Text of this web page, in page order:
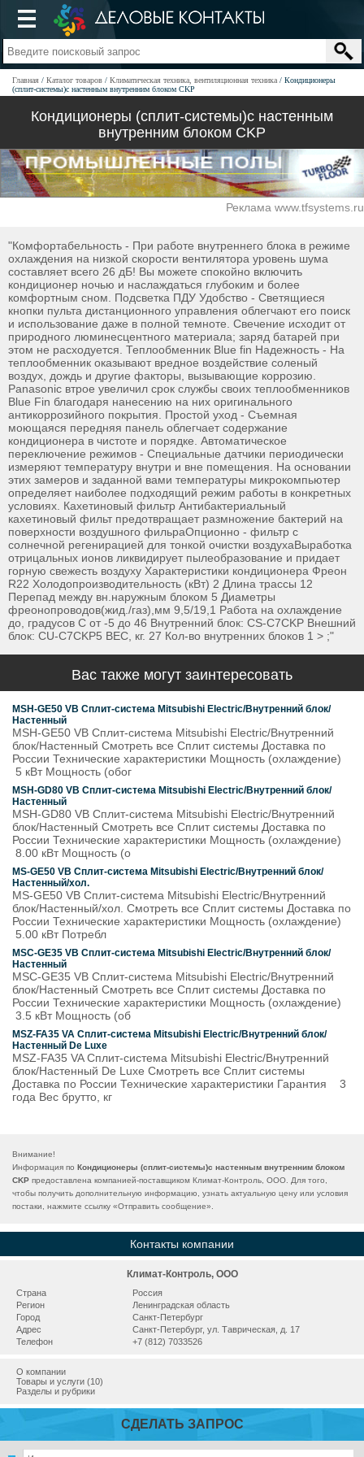
Главная Каталог товаров Климатическая техника, вентиляционная техника
Кондиционеры
(сплит-системы)с настенным внутренним блоком CKP
Кондиционеры (сплит-системы)с настенным
внутренним блоком CKP
Реклама www.tfsystems.ru
"Комфортабельность - При работе внутреннего блока в режиме
охлаждения на низкой скорости вентилятора уровень шума
составляет всего 26 дБ! Вы можете спокойно включить
кондиционер ночью и наслаждаться глубоким и более
комфортным сном. Подсветка ПДУ Удобство - Светящиеся
кнопки пульта дистанционного управления облегчают его поиск
и использование даже в полной темноте. Свечение исходит от
природного люминесцентного материала; заряд батарей при
этом не расходуется. Теплообменник Blue fin Надежность - На
теплообменник оказывают вредное воздействие соленый
воздух, дождь и другие факторы, вызывающие коррозию.
Panasonic втрое увеличил срок службы своих теплообменников
Blue Fin благодаря нанесению на них оригинального
антикоррозийного покрытия. Простой уход - Съемная
моющаяся передняя панель облегчает содержание
кондиционера в чистоте и порядке. Автоматическое
переключение режимов - Специальные датчики периодически
измеряют температуру внутри и вне помещения. На основании
этих замеров и заданной вами температуры микрокомпьютер
определяет наиболее подходящий режим работы в конкретных
условиях. Кахетиновый фильтр Антибактериальный
кахетиновый фильт предотвращает размножение бактерий на
поверхности воздушного фильраОпционно - фильтр с
солнечной регенирацией для тонкой очистки воздухаВыработка
отрицальных ионов ликвидирует пылеобразование и придает
горную свежесть воздуху Характеристики кондиционера Фреон
R22 Холодопроизводительность (кВт) 2 Длина трассы 12
Перепад между вн.наружным блоком 5 Диаметры
фреонопроводов(жид./газ),мм 9,5/19,1 Работа на охлаждение
до, градусов С от -5 до 46 Внутренний блок: CS-C7CKP Внешний
блок: CU-C7CKP5 ВЕС, кг. 27 Кол-во внутренних блоков 1 > ;"
Вас также могут заинтересовать
MSH-GЕ50 VB Сплит-система Mitsubishi Electric/Внутренний блок/
Настенный
MSH-GЕ50 VB Сплит-система Mitsubishi Electric/Внутренний
блок/Настенный Смотреть все Сплит системы Доставка по
России Технические характеристики Мощность (охлаждение)
5 кВт Мощность (обог
MSH-GD80 VB Сплит-система Mitsubishi Electric/Внутренний блок/
Настенный
MSH-GD80 VB Сплит-система Mitsubishi Electric/Внутренний
блок/Настенный Смотреть все Сплит системы Доставка по
России Технические характеристики Мощность (охлаждение)
8.00 кВт Мощность (о
MS-GЕ50 VB Сплит-система Mitsubishi Electric/Внутренний блок/
Настенный/хол.
MS-GЕ50 VB Сплит-система Mitsubishi Electric/Внутренний
блок/Настенный/хол. Смотреть все Сплит системы Доставка по
России Технические характеристики Мощность (охлаждение)
5.00 кВт Потребл
MSC-GЕ35 VB Сплит-система Mitsubishi Electric/Внутренний блок/
Настенный
MSC-GЕ35 VB Сплит-система Mitsubishi Electric/Внутренний
блок/Настенный Смотреть все Сплит системы Доставка по
России Технические характеристики Мощность (охлаждение)
3.5 кВт Мощность (об
MSZ-FA35 VA Сплит-система Mitsubishi Electric/Внутренний блок/
Настенный De Luxe
MSZ-FA35 VA Сплит-система Mitsubishi Electric/Внутренний
блок/Настенный De Luxe Смотреть все Сплит системы
Доставка по России Технические характеристики Гарантия 3
года Вес брутто, кг
Внимание!
Информация по Кондиционеры (сплит-системы)с настенным внутренним блоком
CKP предоставлена компанией-поставщиком Климат-Контроль, ООО. Для того,
чтобы получить дополнительную информацию, узнать актуальную цену или условия
постаки, нажмите ссылку «Отправить сообщение».
Контакты компании
Климат-Контроль, ООО
Страна
Россия
Регион
Ленинградская область
Город
Санкт-Петербург
Адрес
Санкт-Петербург, ул. Таврическая, д. 17
Телефон
+7 (812) 7033526
О компании
Товары и услуги (10)
Разделы и рубрики
СДЕЛАТЬ ЗАПРОС